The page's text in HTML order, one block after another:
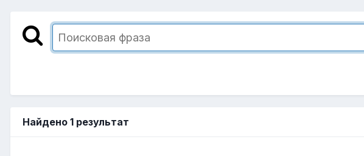
Найдено 1 результат